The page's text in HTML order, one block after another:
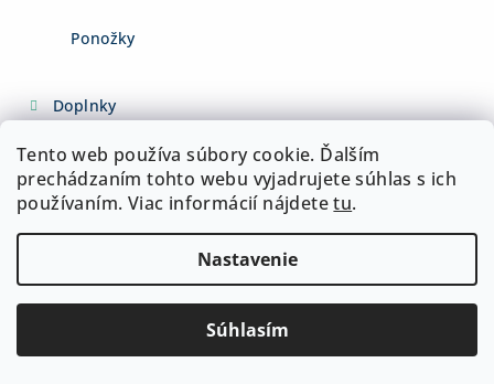
Tento web používa súbory cookie. Ďalším
prechádzaním tohto webu vyjadrujete súhlas s ich
používaním. Viac informácií nájdetetu.
Nastavenie
Súhlasím
Ponožky
Doplnky
Instagram
ADAMSHOP